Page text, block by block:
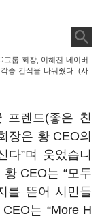
그룹 회장, 이해진 네이버
종 간식을 나눠줬다. (사
프렌드(좋은 친
장은 황 CEO의
”며 웃었습니
CEO는 “모두
를 뜯어 시민들
는 “More H